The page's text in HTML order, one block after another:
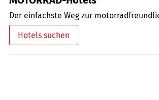
Der einfachste Weg zur
Hotels suchen